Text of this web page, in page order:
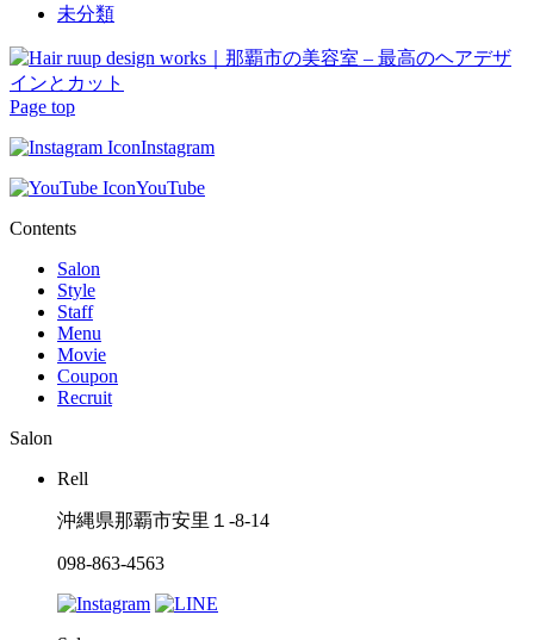
未分類
Page top
Instagram
YouTube
Contents
Salon
Style
Staff
Menu
Movie
Coupon
Recruit
Salon
Rell
沖縄県那覇市安里１-8-14
098-863-4563